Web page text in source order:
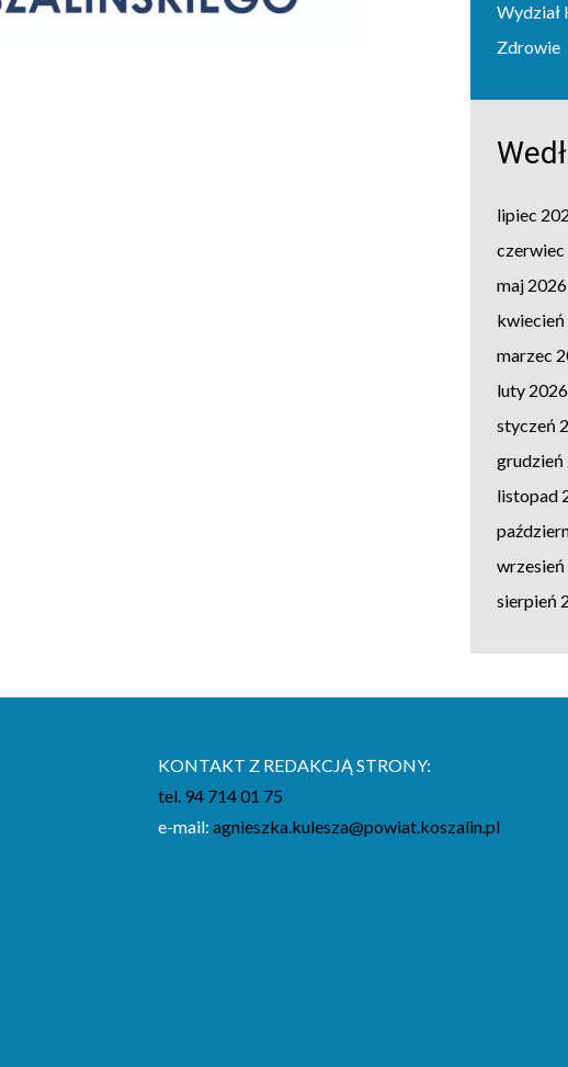
Wydział
Zdrowie
lipiec
maj 2026
marzec
luty 2026
styczeń
grudzień
listopad
sierpień
KONTAKT Z REDAKCJĄ STRONY:
tel. 94 714 01 75
e-mail: agnieszka.kulesza@powiat.koszalin.pl